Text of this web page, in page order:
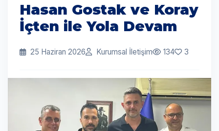
Hasan Gostak ve Koray
İçten ile Yola Devam
25 Haziran 2026 Kurumsal İletişim 134 3